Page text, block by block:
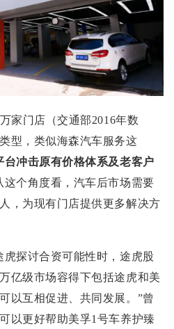
家门店（交通部2016年数
型，类似海森汽车服务这
冲击原有价格体系及老客户
个角度看，汽车后市场需要
，为现有门店提供更多解决方
探讨合资可能性时，途虎股
亿级市场容得下包括途虎和美
以互相促进、共同发展。”曾
以更好帮助美孚1号车养护臻